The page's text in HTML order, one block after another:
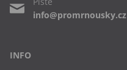
INFO
info@promrnousky.cz